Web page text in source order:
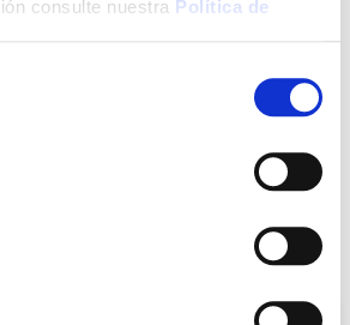
consulte nuestra Política de
gratis
Envío a domicilio:
+ INFO